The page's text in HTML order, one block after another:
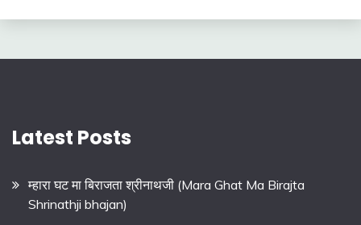
Latest Posts
म्हारा घट मा बिराजता श्रीनाथजी (Mara Ghat Ma Birajta
Shrinathji bhajan)